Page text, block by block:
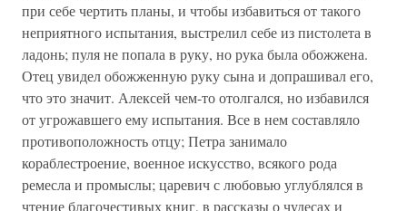
при себе чертить планы, и чтобы избавиться от такого
неприятного испытания, выстрелил себе из пистолета в
ладонь; пуля не попала в руку, но рука была обожжена.
Отец увидел обожженную руку сына и допрашивал его,
что это значит. Алексей чем-то отолгался, но избавился
от угрожавшего ему испытания. Все в нем составляло
противоположность отцу; Петра занимало
кораблестроение, военное искусство, всякого рода
ремесла и промыслы; царевич с любовью углублялся в
чтение благочестивых книг, в рассказы о чудесах и